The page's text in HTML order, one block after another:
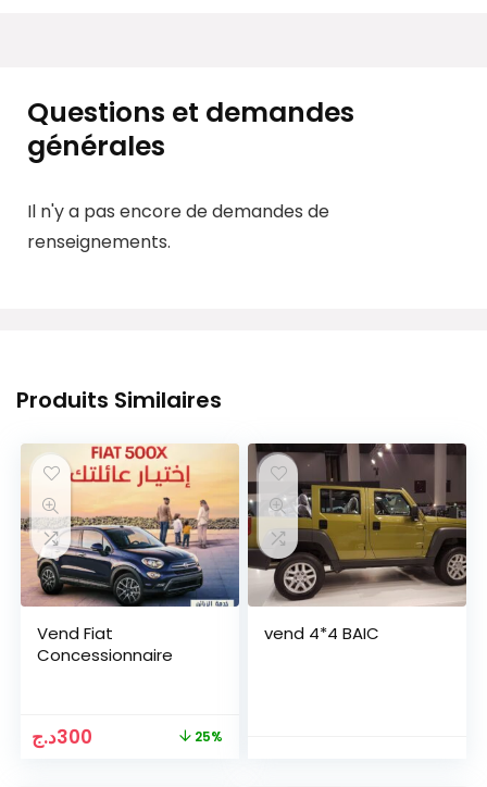
Questions et demandes
générales
Il n'y a pas encore de demandes de
renseignements.
Produits Similaires
Vend Fiat
Concessionnaire
Le
prix
300د.ج 25%
vend 4*4 BAIC